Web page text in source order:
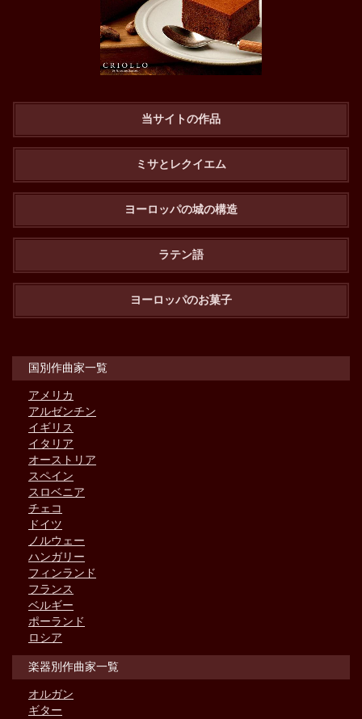
当サイトの作品
ミサとレクイエム
ヨーロッパの城の構造
ラテン語
ヨーロッパのお菓子
国別作曲家一覧
アメリカ
アルゼンチン
イギリス
イタリア
オーストリア
スペイン
スロベニア
チェコ
ドイツ
ノルウェー
ハンガリー
フィンランド
フランス
ベルギー
ポーランド
ロシア
楽器別作曲家一覧
オルガン
ギター